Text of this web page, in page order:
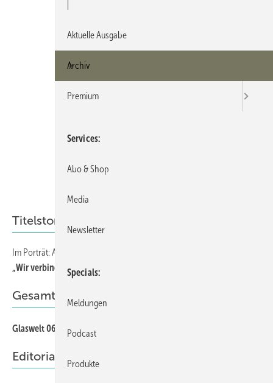
Titelstory
Im Porträt: Alexander Dupp International Independent Experts
„Wir verbinden Praxisnähe mit höchster Expertise“
Gesamt-PDF der Ausgabe
Glaswelt 06/2026 als PDF
Editorial
Aktuelle Ausgabe
Archiv
Premium
Services
Abo & Shop
Media
Newsletter
Specials
Meldungen
Podcast
Produkte